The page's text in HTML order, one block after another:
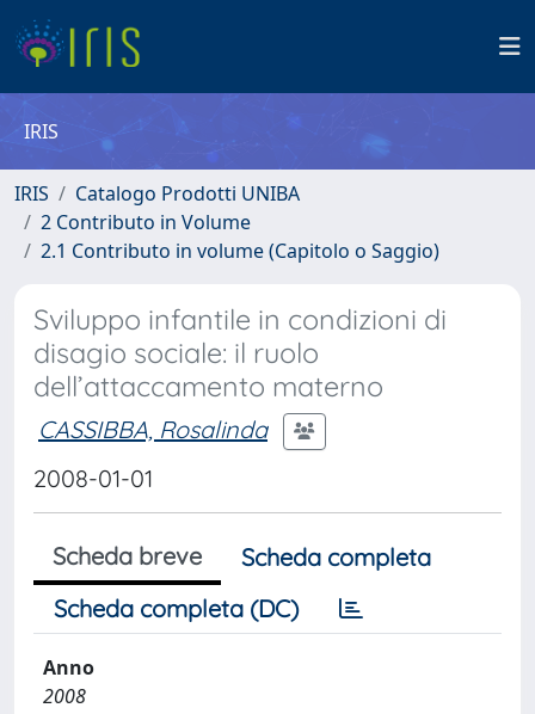
IRIS
IRIS
Catalogo Prodotti UNIBA
2 Contributo in Volume
2.1 Contributo in volume (Capitolo o Saggio)
Sviluppo infantile in condizioni di
disagio sociale: il ruolo
dell’attaccamento materno
CASSIBBA, Rosalinda
2008-01-01
Scheda breve
Scheda completa
Scheda completa (DC)
Anno
2008